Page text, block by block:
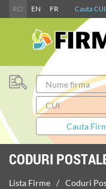
RO EN FR Cauta
CODURI
Lista Firme Coduri